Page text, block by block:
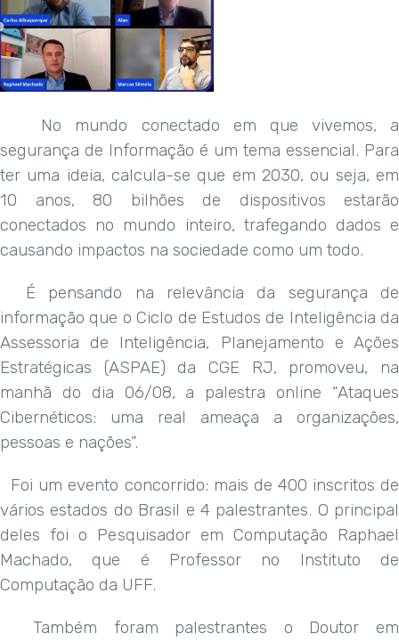
No mundo conectado em que vivemos, a
segurança de Informação é um tema essencial. Para
ter uma ideia, calcula-se que em 2030, ou seja, em
10 anos, 80 bilhões de dispositivos estarão
conectados no mundo inteiro, trafegando dados e
causando impactos na sociedade como um todo.
É pensando na relevância da segurança de
informação que o Ciclo de Estudos de Inteligência da
Assessoria de Inteligência, Planejamento e Ações
Estratégicas (ASPAE) da CGE RJ, promoveu, na
manhã do dia 06/08, a palestra online “Ataques
Cibernéticos: uma real ameaça a organizações,
pessoas e nações”.
Foi um evento concorrido: mais de 400 inscritos de
vários estados do Brasil e 4 palestrantes. O principal
deles foi o Pesquisador em Computação Raphael
Machado, que é Professor no Instituto de
Computação da UFF.
Também foram palestrantes o Doutor em